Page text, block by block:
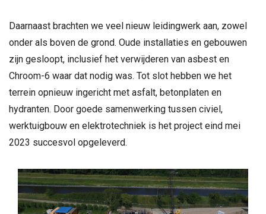
Daarnaast brachten we veel nieuw leidingwerk aan, zowel
onder als boven de grond. Oude installaties en gebouwen
zijn gesloopt, inclusief het verwijderen van asbest en
Chroom-6 waar dat nodig was. Tot slot hebben we het
terrein opnieuw ingericht met asfalt, betonplaten en
hydranten. Door goede samenwerking tussen civiel,
werktuigbouw en elektrotechniek is het project eind mei
2023 succesvol opgeleverd.